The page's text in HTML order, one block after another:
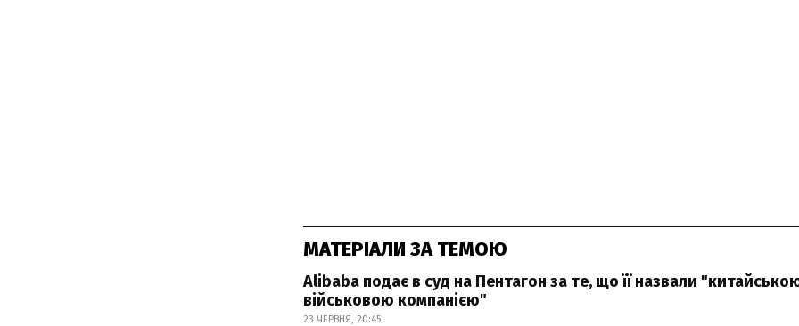
МАТЕРІАЛИ ЗА ТЕМОЮ
Alibaba подає в суд на Пентагон за те, що її назвали
військовою компанією"
23 ЧЕРВНЯ, 20:45